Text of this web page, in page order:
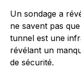
Un sondage a
ne savent pas
tunnel est une
révélant un
de sécurité.